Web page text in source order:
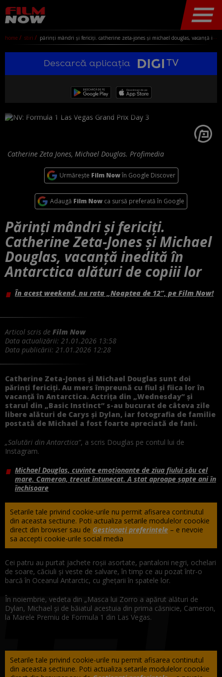
home stiri părinți mândri și fericiți. catherine zeta-jones și michael douglas, vacanță inedită în antarctica alături de copiii lor
Descarcă aplicația
Catherine Zeta Jones, Michael Douglas. Profimedia
Urmărește Film Nowîn Google Discover
Adaugă Film Now ca sursă preferată în Google
Părinți mândri și fericiți.
Catherine Zeta-Jones și Michael
Douglas, vacanță inedită în
Antarctica alături de copiii lor
În acest weekend, nu rata „Noaptea de 12”, pe Film Now!
Articol scris de Film Now
Data actualizării: 21.01.2026 13:58
Data publicării: 21.01.2026 12:28
Catherine Zeta-Jones și Michael Douglas sunt doi
părinți fericiți. Au mers împreună cu fiul și fiica lor în
vacanță în Antarctica. Actrița din „Wednesday” și
starul din „Basic Instinct” s-au bucurat de câteva zile
libere alături de Carys și Dylan, iar fotografia de familie
postată de Michael a fost foarte apreciată de fani.
„Salutări din Antarctica”, a scris Douglas pe contul lui de
Instagram.
Michael Douglas, cuvinte emoționante de ziua fiului său cel
mare. Cameron, trecut întunecat. A stat aproape şapte ani în
închisoare
Setarile tale privind cookie-urile nu permit afisarea continutul
din aceasta sectiune. Poti actualiza setarile modulelor coookie
direct din browser sau de Gestionați preferințele – e nevoie
sa accepti cookie-urile social media
Cei patru au purtat jachete roșii asortate, pantaloni negri, ochelari
de soare, căciuli și veste de salvare, în timp ce au pozat într-o
barcă în Oceanul Antarctic, cu ghețarii în spatele lor.
În noiembrie, vedeta din „Masca lui Zorro a apărut alături de
Dylan, Michael și de băiatul acestuia din prima căsnicie, Cameron,
la Marele Premiu de Formula 1 din Las Vegas.
Setarile tale privind cookie-urile nu permit afisarea continutul
din aceasta sectiune. Poti actualiza setarile modulelor coookie